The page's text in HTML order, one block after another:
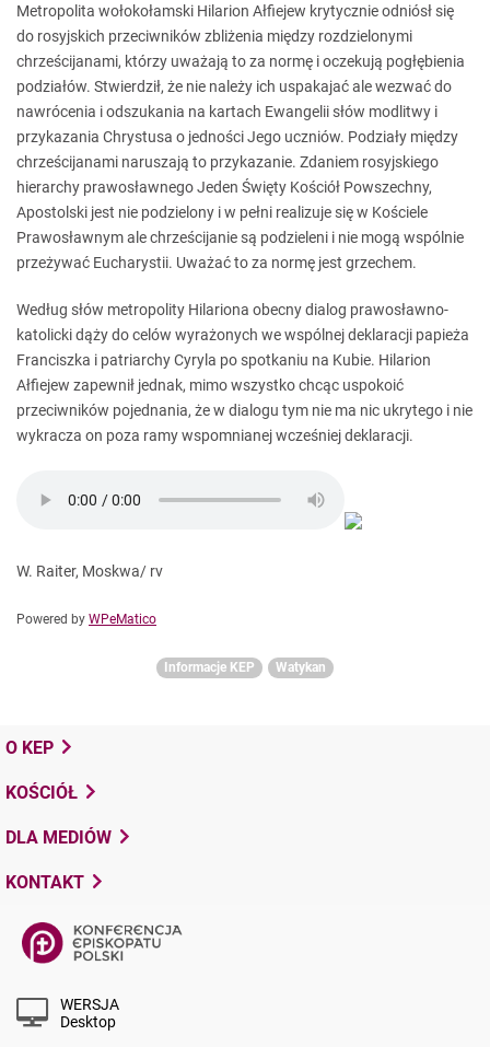
Metropolita wołokołamski Hilarion Ałfiejew krytycznie odniósł się
do rosyjskich przeciwników zbliżenia między rozdzielonymi
chrześcijanami, którzy uważają to za normę i oczekują pogłębienia
podziałów. Stwierdził, że nie należy ich uspakajać ale wezwać do
nawrócenia i odszukania na kartach Ewangelii słów modlitwy i
przykazania Chrystusa o jedności Jego uczniów. Podziały między
chrześcijanami naruszają to przykazanie. Zdaniem rosyjskiego
hierarchy prawosławnego Jeden Święty Kościół Powszechny,
Apostolski jest nie podzielony i w pełni realizuje się w Kościele
Prawosławnym ale chrześcijanie są podzieleni i nie mogą wspólnie
przeżywać Eucharystii. Uważać to za normę jest grzechem.
Według słów metropolity Hilariona obecny dialog prawosławno-
katolicki dąży do celów wyrażonych we wspólnej deklaracji papieża
Franciszka i patriarchy Cyryla po spotkaniu na Kubie. Hilarion
Ałfiejew zapewnił jednak, mimo wszystko chcąc uspokoić
przeciwników pojednania, że w dialogu tym nie ma nic ukrytego i nie
wykracza on poza ramy wspomnianej wcześniej deklaracji.
W. Raiter, Moskwa/ rv
Powered by WPeMatico
Informacje KEP Watykan
O KEP
KOŚCIÓŁ
DLA MEDIÓW
KONTAKT
WERSJA
Desktop